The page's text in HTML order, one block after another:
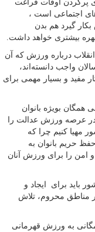
پرکردن اوقات فراغت
اجتماعی است ،
گیرد هم بدن
بیشتری خواهد داشت.
درباره ورزش که آن
واجب دانسته‌اند،
مفید و بسیار مهمی برای
همگان بویژه بانوان
عرصه ورزش عدالت را
مهیا کنیم چرا که
حریم بانوان به
امن را برای ورزش آنان
باید برای ایجاد و
مناطق محروم، تلاش
به ورزش قهرمانی